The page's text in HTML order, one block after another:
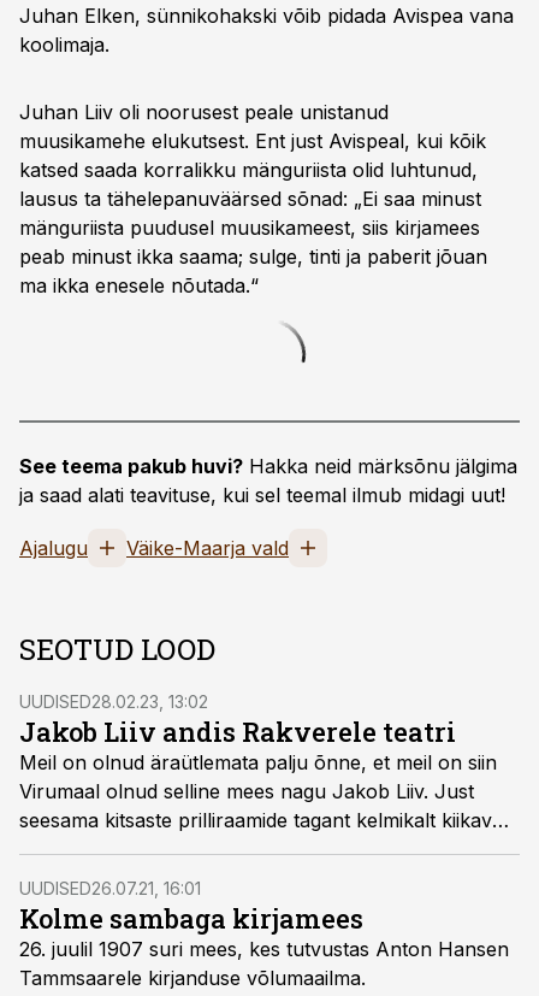
Juhan Elken, sünnikohakski võib pidada Avispea vana
koolimaja.
Juhan Liiv oli noorusest peale unistanud
muusikamehe elukutsest. Ent just Avispeal, kui kõik
katsed saada korralikku mänguriista olid luhtunud,
lausus ta tähelepanuväärsed sõnad: „Ei saa minust
mänguriista puudusel muusikameest, siis kirjamees
peab minust ikka saama; sulge, tinti ja paberit jõuan
ma ikka enesele nõutada.“
See teema pakub huvi? Hakka neid märksõnu jälgima
ja saad alati teavituse, kui sel teemal ilmub midagi uut!
Ajalugu Väike-Maarja vald
SEOTUD LOOD
UUDISED28.02.23, 13:02
Jakob Liiv andis Rakverele teatri
Meil on olnud äraütlemata palju õnne, et meil on siin
Virumaal olnud selline mees nagu Jakob Liiv. Just
seesama kitsaste prilliraamide tagant kelmikalt kiikav
vuntsidega vanahärra, kes on nii teenimatult oma
noorema venna Juhani varju jäänud.
UUDISED26.07.21, 16:01
Kolme sambaga kirjamees
26. juulil 1907 suri mees, kes tutvustas Anton Hansen
Tammsaarele kirjanduse võlumaailma.